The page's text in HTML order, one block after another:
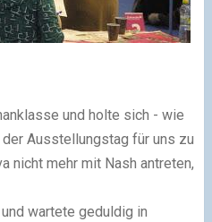
und holte sich - wie
Ausstellungstag für uns zu
nicht mehr mit Nash antreten,
wartete geduldig in